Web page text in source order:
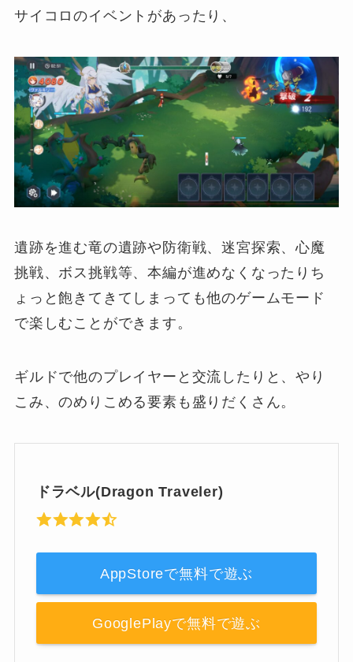
サイコロのイベントがあったり、
遺跡を進む竜の遺跡や防衛戦、迷宮探索、心魔
挑戦、ボス挑戦等、本編が進めなくなったりち
ょっと飽きてきてしまっても他のゲームモード
で楽しむことができます。
ギルドで他のプレイヤーと交流したりと、やり
こみ、のめりこめる要素も盛りだくさん。
ドラベル(Dragon Traveler)
AppStoreで無料で遊ぶ
GooglePlayで無料で遊ぶ